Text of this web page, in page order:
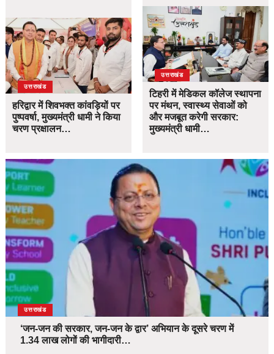
उत्तराखंड
हरिद्वार में शिवभक्त कांवड़ियों पर
पुष्पवर्षा, मुख्यमंत्री धामी ने किया
चरण प्रक्षालन…
उत्तराखंड
टिहरी में मेडिकल कॉलेज स्थापना
पर मंथन, स्वास्थ्य सेवाओं को
और मजबूत करेगी सरकार:
मुख्यमंत्री धामी…
उत्तराखंड
‘जन-जन की सरकार, जन-जन के द्वार’ अभियान के दूसरे चरण में
1.34 लाख लोगों की भागीदारी…